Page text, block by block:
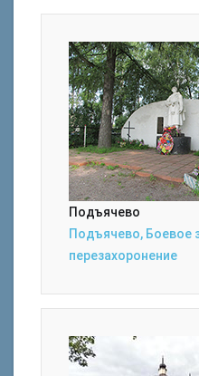
Подъячево
Подъячево, Боевое
перезахоронение